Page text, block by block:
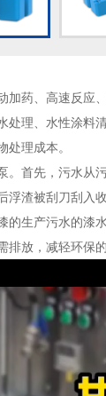
加药、高速反应
处理、水性涂料
处理成本。
首先，污水从污
渣被刮刀刮入收
生产污水的漆水
排放，减轻环保